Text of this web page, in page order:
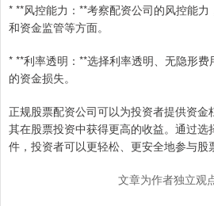
* **风控能力：**考察配资公司的风控能
和资金监管等方面。
* **利率透明：**选择利率透明、无隐形
的资金损失。
正规股票配资公司可以为投资者提供资金
其在股票投资中获得更高的收益。通过选
件，投资者可以更轻松、更安全地参与股
文章为作者独立观